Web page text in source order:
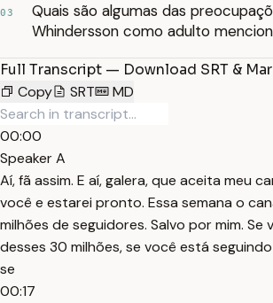
03
Quais são algumas das
Whindersson como adulto
Full Transcript — Download SRT &
Copy
SRT MD
00:00
Speaker A
Aí, fã assim. E aí, galera, que aceita meu
você e estarei pronto. Essa semana o
milhões de seguidores. Salvo por mim. Se
desses 30 milhões, se você está
se
00:17